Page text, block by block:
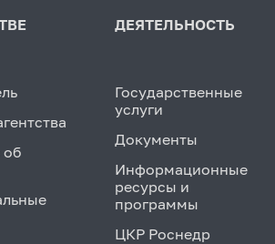
ДЕЯТЕЛЬНОСТЬ
Государственные
услуги
Документы
Информационные
ресурсы и
программы
ЦКР Роснедр